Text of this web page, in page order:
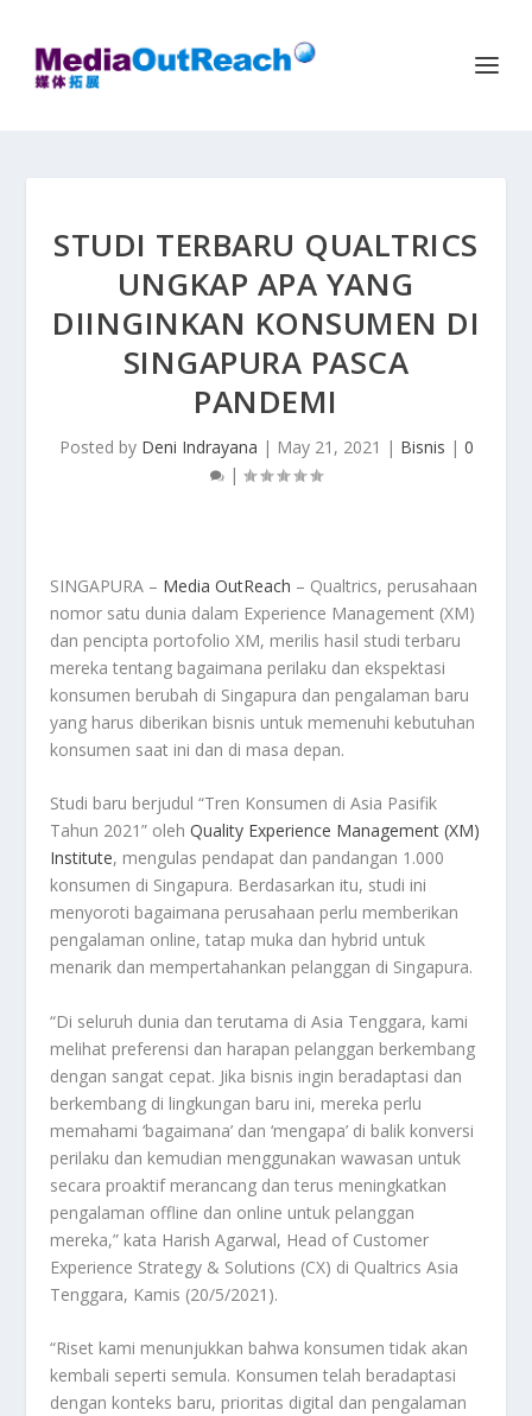
STUDI TERBARU QUALTRICS
UNGKAP APA YANG
DIINGINKAN KONSUMEN DI
SINGAPURA PASCA
PANDEMI
Posted by Deni Indrayana | May 21, 2021 | Bisnis | 0
|
SINGAPURA – Media OutReach – Qualtrics, perusahaan
nomor satu dunia dalam Experience Management (XM)
dan pencipta portofolio XM, merilis hasil studi terbaru
mereka tentang bagaimana perilaku dan ekspektasi
konsumen berubah di Singapura dan pengalaman baru
yang harus diberikan bisnis untuk memenuhi kebutuhan
konsumen saat ini dan di masa depan.
Studi baru berjudul “Tren Konsumen di Asia Pasifik
Tahun 2021” olehQuality Experience Management (XM)
Institute, mengulas pendapat dan pandangan 1.000
konsumen di Singapura. Berdasarkan itu, studi ini
menyoroti bagaimana perusahaan perlu memberikan
pengalaman online, tatap muka dan hybrid untuk
menarik dan mempertahankan pelanggan di Singapura.
“Di seluruh dunia dan terutama di Asia Tenggara, kami
melihat preferensi dan harapan pelanggan berkembang
dengan sangat cepat. Jika bisnis ingin beradaptasi dan
berkembang di lingkungan baru ini, mereka perlu
memahami ‘bagaimana’ dan ‘mengapa’ di balik konversi
perilaku dan kemudian menggunakan wawasan untuk
secara proaktif merancang dan terus meningkatkan
pengalaman offline dan online untuk pelanggan
mereka,” kata Harish Agarwal, Head of Customer
Experience Strategy & Solutions (CX) di Qualtrics Asia
Tenggara, Kamis (20/5/2021).
“Riset kami menunjukkan bahwa konsumen tidak akan
kembali seperti semula. Konsumen telah beradaptasi
dengan konteks baru, prioritas digital dan pengalaman